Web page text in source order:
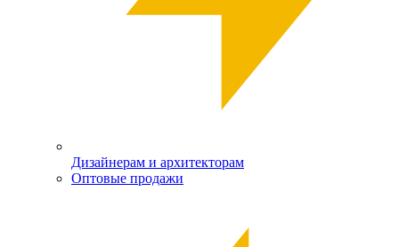
Дизайнерам и архитекторам
Оптовые продажи